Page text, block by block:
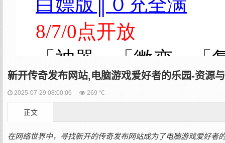
新开传奇发布网站,电脑游戏爱好者的乐园-资源
2025-07-29 08:00:06 269 ℃
正文
在网络世界中，寻找新开的传奇发布网站成为了电脑游戏爱好